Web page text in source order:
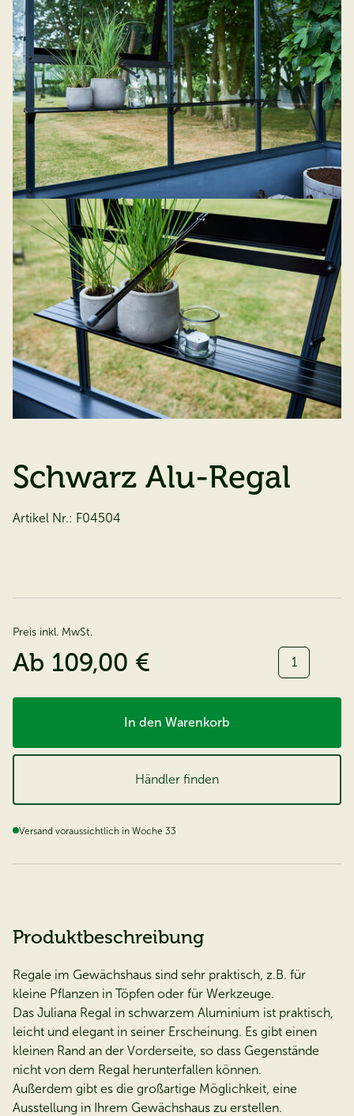
Schwarz Alu-Regal
Artikel Nr.: F04504
Preis inkl. MwSt.
Ab 109,00 € Menge:
In den Warenkorb
Händler finden
Versand voraussichtlich in Woche 33
Produktbeschreibung
Regale im Gewächshaus sind sehr praktisch, z.B. für
kleine Pflanzen in Töpfen oder für Werkzeuge.
Das Juliana Regal in schwarzem Aluminium ist praktisch,
leicht und elegant in seiner Erscheinung. Es gibt einen
kleinen Rand an der Vorderseite, so dass Gegenstände
nicht von dem Regal herunterfallen können.
Außerdem gibt es die großartige Möglichkeit, eine
Ausstellung in Ihrem Gewächshaus zu erstellen.